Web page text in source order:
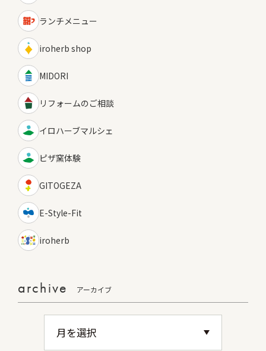
ランチメニュー
iroherb shop
MIDORI
リフォームのご相談
イロハーブマルシェ
ピザ窯体験
GITOGEZA
E-Style-Fit
iroherb
archive アーカイブ